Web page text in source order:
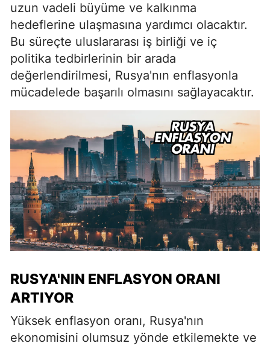
uzun vadeli büyüme ve kalkınma
hedeflerine ulaşmasına yardımcı olacaktır.
Bu süreçte uluslararası iş birliği ve iç
politika tedbirlerinin bir arada
değerlendirilmesi, Rusya'nın enflasyonla
mücadelede başarılı olmasını sağlayacaktır.
RUSYA'NIN ENFLASYON ORANI
ARTIYOR
Yüksek enflasyon oranı, Rusya'nın
ekonomisini olumsuz yönde etkilemekte ve